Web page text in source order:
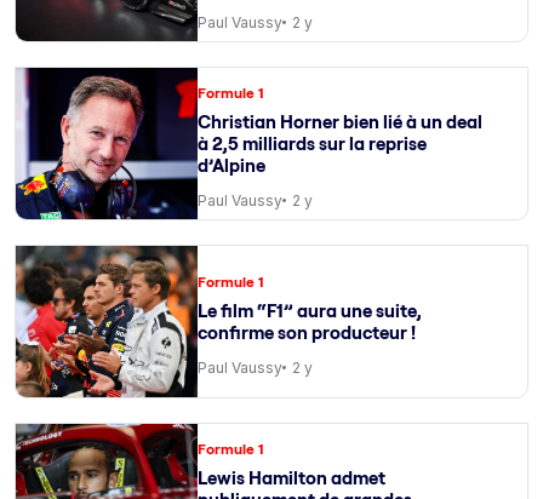
Paul Vaussy 2 y
Formule 1
Christian Horner bien lié à un deal
à 2,5 milliards sur la reprise
d’Alpine
Paul Vaussy 2 y
Formule 1
Le film “F1” aura une suite,
confirme son producteur !
Paul Vaussy 2 y
Formule 1
Lewis Hamilton admet